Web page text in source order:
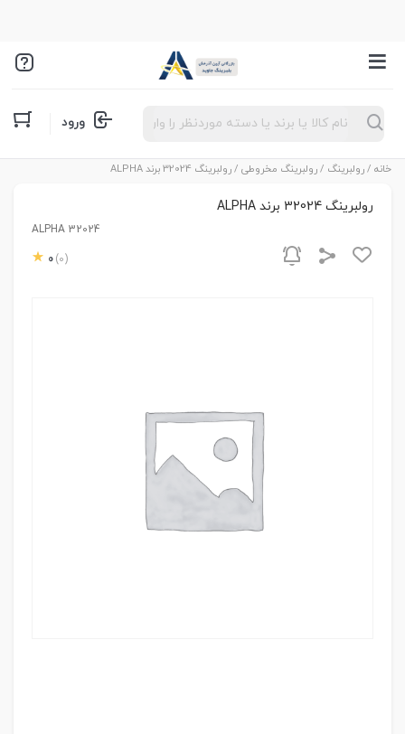
Products
search ورود
خانه /رولبرینگ /رولبرینگ مخروطی / رولبرینگ 32024 برند ALPHA
رولبرینگ 32024 برند ALPHA
ALPHA 32024
0 (0)